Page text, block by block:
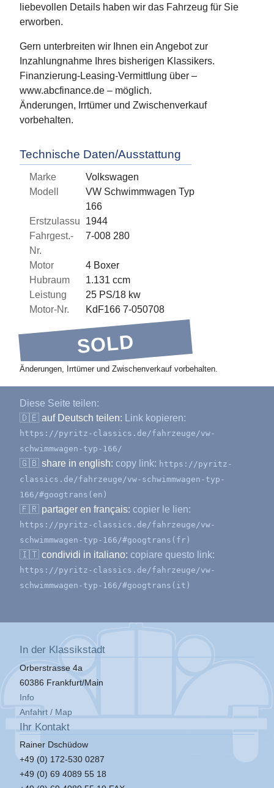
liebevollen Details haben wir das Fahrzeug für Sie
erworben.
Gern unterbreiten wir Ihnen ein Angebot zur
Inzahlungnahme Ihres bisherigen Klassikers.
Finanzierung-Leasing-Vermittlung über –
www.abcfinance.de – möglich.
Änderungen, Irrtümer und Zwischenverkauf
vorbehalten.
Technische Daten/Ausstattung
Marke
Volkswagen
Modell
VW Schwimmwagen Typ
166
Erstzulassung1944
Fahrgest.-
Nr.
7-008 280
Motor
4 Boxer
Hubraum
1.131 ccm
Leistung
25 PS/18 kw
Motor-Nr.
KdF166 7-050708
SOLD
Änderungen, Irrtümer und Zwischenverkauf vorbehalten.
Diese Seite teilen:
🇩🇪 auf Deutsch teilen: Link kopieren:
https://pyritz-classics.de/fahrzeuge/vw-
schwimmwagen-typ-166/
🇬🇧 share in english: copy link: https://pyritz-
classics.de/fahrzeuge/vw-schwimmwagen-typ-
166/#googtrans(en)
🇫🇷 partager en français: copier le lien:
https://pyritz-classics.de/fahrzeuge/vw-
schwimmwagen-typ-166/#googtrans(fr)
🇮🇹 condividi in italiano: copiare questo link:
https://pyritz-classics.de/fahrzeuge/vw-
schwimmwagen-typ-166/#googtrans(it)
In der Klassikstadt
Orberstrasse 4a
60386 Frankfurt/Main
Info
Anfahrt / Map
Ihr Kontakt
Rainer Dschüdow
+49 (0) 172-530 0287
+49 (0) 69 4089 55 18